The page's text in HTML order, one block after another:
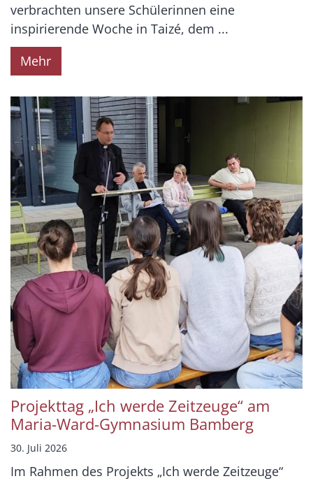
verbrachten unsere Schülerinnen eine
inspirierende Woche in Taizé, dem ...
Mehr
Projekttag „Ich werde Zeitzeuge“ am
Maria-Ward-Gymnasium Bamberg
30. Juli 2026
Im Rahmen des Projekts „Ich werde Zeitzeuge“